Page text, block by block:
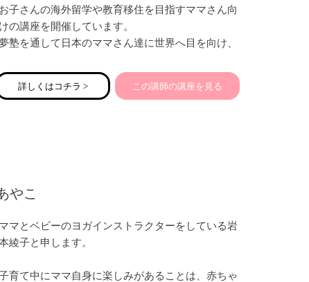
お子さんの海外留学や教育移住を目指すママさん向
けの講座を開催しています。
塾を通して日本のママさん達に世界へ目を向け、
いと思っています！
様どうぞよろしくお願い致します。
詳しくはコチラ > この講師の講座を見る
やこ
ママとベビーのヨガインストラクターをしている岩
綾子と申します。
育て中にママ自身に楽しみがあることは、赤ちゃ